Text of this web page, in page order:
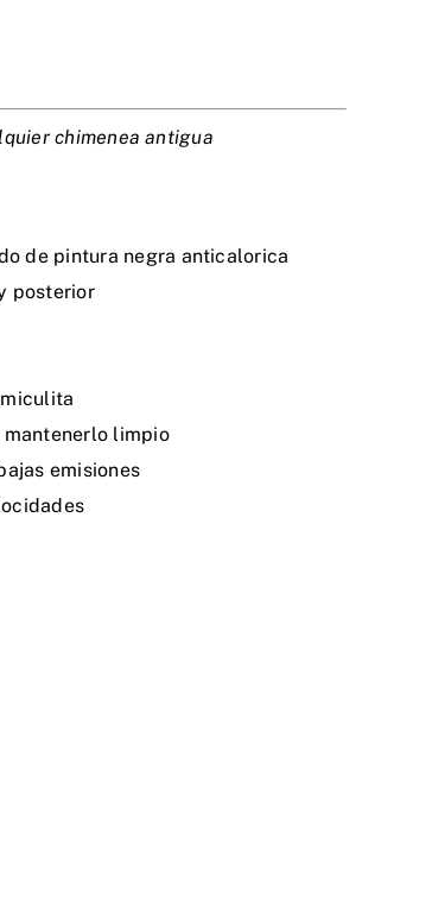
chimenea antigua
de pintura negra anticalorica
posterior
limpio
emisiones